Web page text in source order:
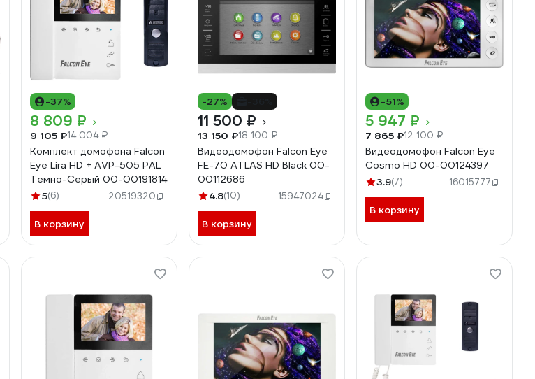
-37%
8 809 ₽
9 105 ₽14 004 ₽
Комплект домофона Falcon
Eye Lira HD + AVP-505 PAL
Темно-Серый 00-00191814
5(6) 20519320
В корзину
-27%
11 500 ₽
13 150 ₽18 100 ₽
Видеодомофон Falcon Eye
FE-70 ATLAS HD Black 00-
00112686
4.8(10) 15947024
В корзину
-51%
5 947 ₽
7 865 ₽12 100 ₽
Видеодомофон Falcon Eye
Cosmo HD 00-00124397
3.9(7) 16015777
В корзину